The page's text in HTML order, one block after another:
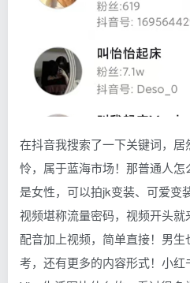
在抖音我搜索了一下关键词，
怜，属于蓝海市场！那普通人
是女性，可以拍jk变装、可爱变
视频堪称流量密码，视频开头
配音加上视频，简单直接！男
考，还有更多的内容形式！小